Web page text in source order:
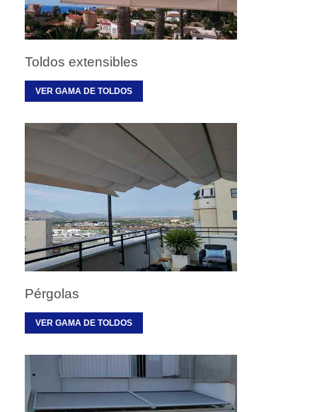
Toldos extensibles
VER GAMA DE TOLDOS
Pérgolas
VER GAMA DE TOLDOS